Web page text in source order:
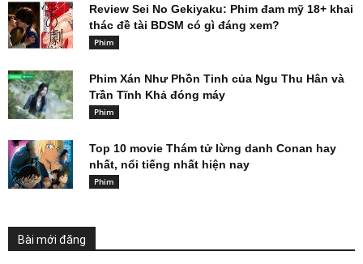
Review Sei No Gekiyaku: Phim đam mỹ 18+ khai
thác đề tài BDSM có gì đáng xem?
Phim
Phim Xán Như Phồn Tinh của Ngu Thu Hân và
Trần Tĩnh Khả đóng máy
Phim
Top 10 movie Thám tử lừng danh Conan hay
nhất, nổi tiếng nhất hiện nay
Phim
Bài mới đăng